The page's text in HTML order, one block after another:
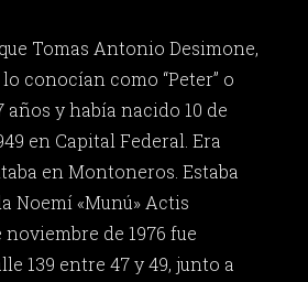
Tomas Antonio Desimone,
conocían como “Peter” o
años y había nacido 10 de
en Capital Federal. Era
en Montoneros. Estaba
Noemí «Munú» Actis
noviembre de 1976 fue
139 entre 47 y 49, junto a